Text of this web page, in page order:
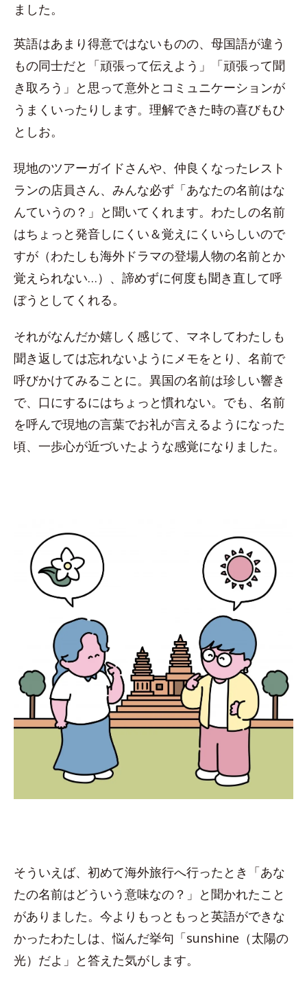
ました。
英語はあまり得意ではないものの、母国語が違う
もの同士だと「頑張って伝えよう」「頑張って聞
き取ろう」と思って意外とコミュニケーションが
うまくいったりします。理解できた時の喜びもひ
としお。
現地のツアーガイドさんや、仲良くなったレスト
ランの店員さん、みんな必ず「あなたの名前はな
んていうの？」と聞いてくれます。わたしの名前
はちょっと発音しにくい＆覚えにくいらしいので
すが（わたしも海外ドラマの登場人物の名前とか
覚えられない…）、諦めずに何度も聞き直して呼
ぼうとしてくれる。
それがなんだか嬉しく感じて、マネしてわたしも
聞き返しては忘れないようにメモをとり、名前で
呼びかけてみることに。異国の名前は珍しい響き
で、口にするにはちょっと慣れない。でも、名前
を呼んで現地の言葉でお礼が言えるようになった
頃、一歩心が近づいたような感覚になりました。
そういえば、初めて海外旅行へ行ったとき「あな
たの名前はどういう意味なの？」と聞かれたこと
がありました。今よりもっともっと英語ができな
かったわたしは、悩んだ挙句「sunshine（太陽の
光）だよ」と答えた気がします。